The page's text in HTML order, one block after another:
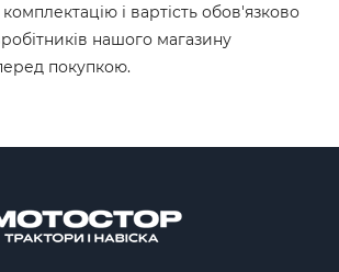
і вартість обов'язково
нашого магазину
покупкою.